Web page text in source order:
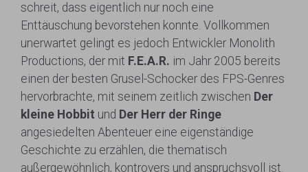
schreit, dass eigentlich nur noch eine
Enttäuschung bevorstehen konnte. Vollkommen
unerwartet gelingt es jedoch Entwickler Monolith
Productions, der mit F.E.A.R. im Jahr 2005 bereits
einen der besten Grusel-Schocker des FPS-Genres
hervorbrachte, mit seinem zeitlich zwischen Der
kleine Hobbit und Der Herr der Ringe
angesiedelten Abenteuer eine eigenständige
Geschichte zu erzählen, die thematisch
außergewöhnlich, kontrovers und anspruchsvoll ist.